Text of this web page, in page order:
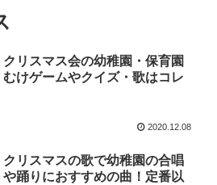
クリスマス会の幼稚園・保育園
むけゲームやクイズ・歌はコレ
2020.12.08
クリスマスの歌で幼稚園の合唱
や踊りにおすすめの曲！定番以